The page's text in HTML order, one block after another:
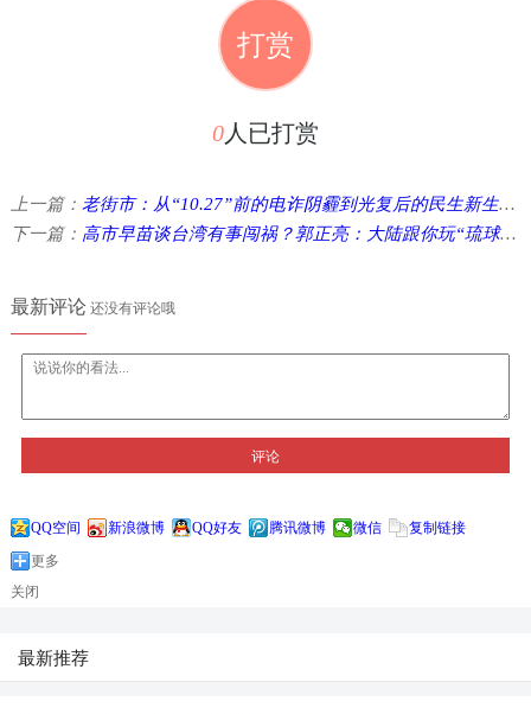
打赏
0人已打赏
上一篇： 老街市：从“10.27”前的电诈阴霾到光复后的民生新生的蜕变
下一篇： 高市早苗谈台湾有事闯祸？郭正亮：大陆跟你玩“琉球主权未定” ...
最新评论还没有评论哦
评论
QQ空间 新浪微博 QQ好友 腾讯微博 微信
复制链接
更多
关闭
最新推荐